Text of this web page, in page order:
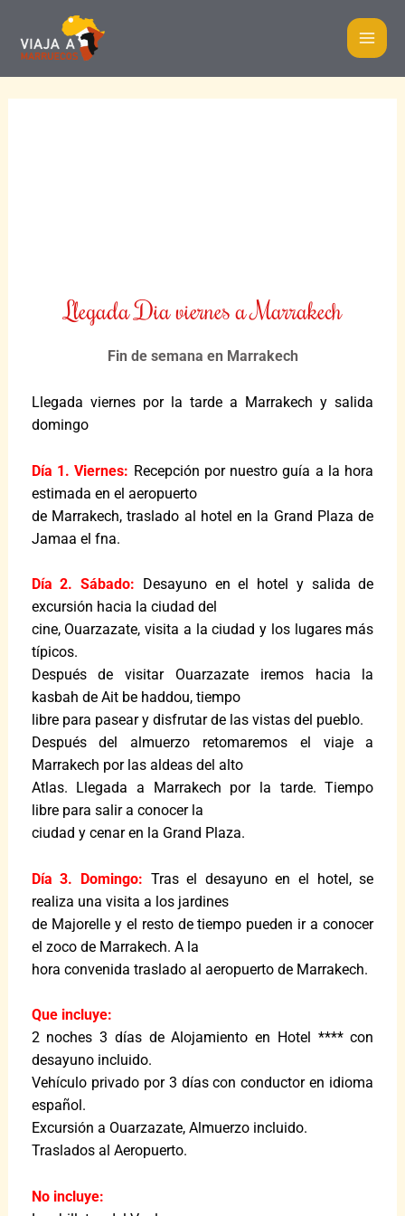
contenido
Llegada Dia viernes a Marrakech
Fin de semana en Marrakech
Llegada viernes por la tarde a Marrakech y salida
domingo
Día 1. Viernes: Recepción por nuestro guía a la hora
estimada en el aeropuerto
de Marrakech, traslado al hotel en la Grand Plaza de
Jamaa el fna.
Día 2. Sábado:
Desayuno en el hotel y salida de
excursión hacia la ciudad del
cine, Ouarzazate, visita a la ciudad y los lugares más
típicos.
Después de visitar Ouarzazate iremos hacia la
kasbah de Ait be haddou, tiempo
libre para pasear y disfrutar de las vistas del pueblo.
Después del almuerzo retomaremos el viaje a
Marrakech por las aldeas del alto
Atlas. Llegada a Marrakech por la tarde. Tiempo
libre para salir a conocer la
ciudad y cenar en la Grand Plaza.
Día 3. Domingo: Tras el desayuno en el hotel, se
realiza una visita a los jardines
de Majorelle y el resto de tiempo pueden ir a conocer
el zoco de Marrakech. A la
hora convenida traslado al aeropuerto de Marrakech.
Que incluye:
2 noches 3 días de Alojamiento en Hotel **** con
desayuno incluido.
Vehículo privado por 3 días con conductor en idioma
español.
Excursión a Ouarzazate, Almuerzo incluido.
Traslados al Aeropuerto.
No incluye: